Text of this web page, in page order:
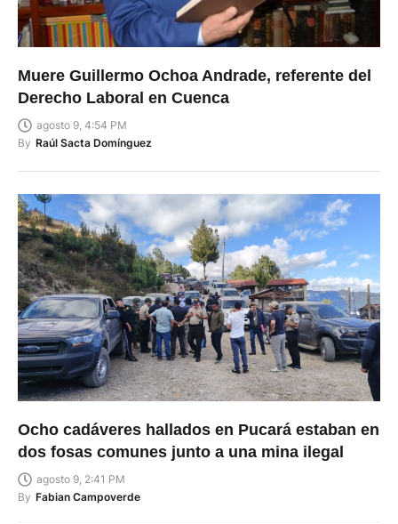
Muere Guillermo Ochoa Andrade, referente del
Derecho Laboral en Cuenca
agosto 9, 4:54 PM
By Raúl Sacta Domínguez
Ocho cadáveres hallados en Pucará estaban en
dos fosas comunes junto a una mina ilegal
agosto 9, 2:41 PM
By Fabian Campoverde